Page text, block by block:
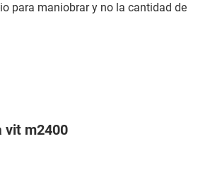
para maniobrar y no la cantidad de
vit m2400